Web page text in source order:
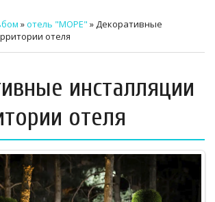
СТРОИТЕЛЬНЫЙ КОНТРОЛЬ
НОРМАТИВНЫЕ ДОКУМЕНТЫ
О НАС
ПРЕССА
»отель "МОРЕ" » Декоративные
отеля
инсталляции
отеля